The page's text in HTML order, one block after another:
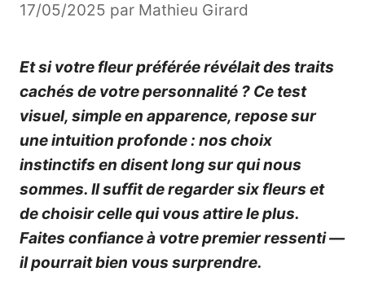
17/05/2025 par Mathieu Girard
Et si votre fleur préférée révélait des traits
cachés de votre personnalité ? Ce test
visuel, simple en apparence, repose sur
une intuition profonde : nos choix
instinctifs en disent long sur qui nous
sommes. Il suffit de regarder six fleurs et
de choisir celle qui vous attire le plus.
Faites confiance à votre premier ressenti —
il pourrait bien vous surprendre.